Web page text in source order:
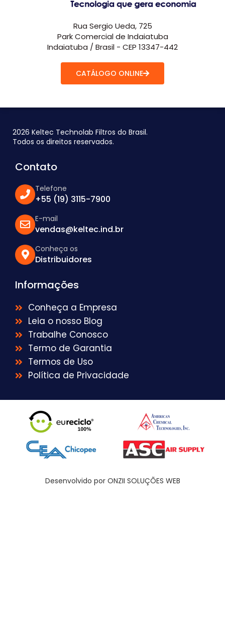
Rua Sergio Ueda, 725
Park Comercial de Indaiatuba
Indaiatuba / Brasil - CEP 13347-442
CATÁLOGO ONLINE
2026 Keltec Technolab Filtros do Brasil.
Todos os direitos reservados.
Contato
Telefone
+55 (19) 3115-7900
E-mail
vendas@keltec.ind.br
Conheça os
Distribuidores
Informações
Conheça a Empresa
Leia o nosso Blog
Trabalhe Conosco
Termo de Garantia
Termos de Uso
Política de Privacidade
Desenvolvido por ONZII SOLUÇÕES WEB